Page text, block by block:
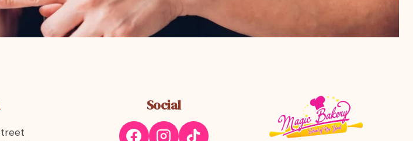
Social